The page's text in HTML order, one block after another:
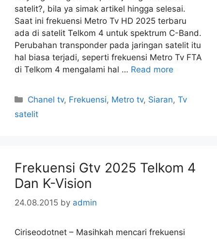
satelit?, bila ya simak artikel hingga selesai.
Saat ini frekuensi Metro Tv HD 2025 terbaru
ada di satelit Telkom 4 untuk spektrum C-Band.
Perubahan transponder pada jaringan satelit itu
hal biasa terjadi, seperti frekuensi Metro Tv FTA
di Telkom 4 mengalami hal … Read more
Categories
Chanel tv, Frekuensi, Metro tv, Siaran,Tv
satelit
Frekuensi Gtv 2025 Telkom 4
Dan K-Vision
24.08.2015 by admin
Ciriseodotnet – Masihkah mencari frekuensi